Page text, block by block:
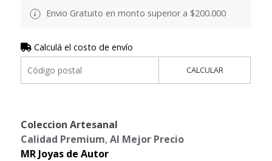
Envio Gratuito en monto superior a $200.000
Calculá el costo de envío
CALCULAR
Coleccion Artesanal
Calidad Premium, Al Mejor Precio
MR Joyas de Autor